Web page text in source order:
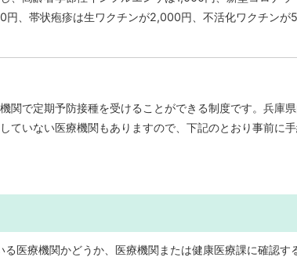
円、帯状疱疹は生ワクチンが2,000円、不活化ワクチンが
関で定期予防接種を受けることができる制度です。兵庫
ていない医療機関もありますので、下記のとおり事前に
医療機関かどうか、医療機関または健康医療課に確認す